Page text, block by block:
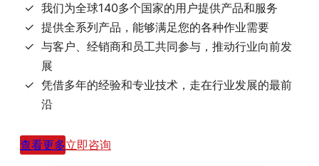
我们为全球140多个国家的用户提供产品和服务
提供全系列产品，能够满足您的各种作业需要
与客户、经销商和员工共同参与，推动行业向前发
展
凭借多年的经验和专业技术，走在行业发展的最前
沿
查看更多立即咨询